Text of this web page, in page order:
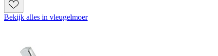
Bekijk alles in vleugelmoer